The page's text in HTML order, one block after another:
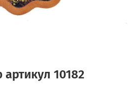
10182